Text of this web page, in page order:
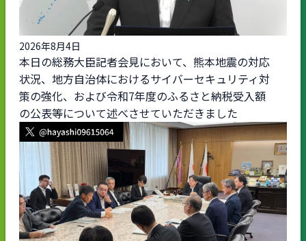
2026年8月4日
本日の総務大臣記者会見において、熊本地震の対応
状況、地方自治体におけるサイバーセキュリティ対
策の強化、および令和7年度のふるさと納税受入額
の公表等について述べさせていただきました